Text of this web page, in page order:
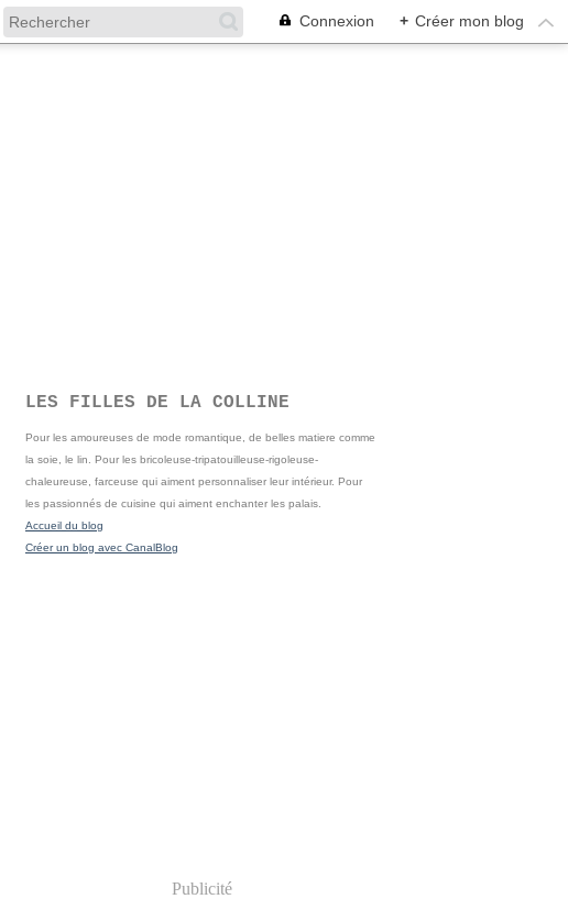
Connexion + Créer mon blog
LES FILLES DE LA COLLINE
Pour les amoureuses de mode romantique, de belles matiere comme
la soie, le lin. Pour les bricoleuse-tripatouilleuse-rigoleuse-
chaleureuse, farceuse qui aiment personnaliser leur intérieur. Pour
les passionnés de cuisine qui aiment enchanter les palais.
Accueil du blog
Créer un blog avec CanalBlog
Publicité